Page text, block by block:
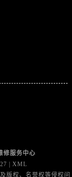
山东省淄博市张店区金晶大道泰格豪雅售后服务中心（需提前预约）
修服务中心
| XML
版权、名誉权等侵权问